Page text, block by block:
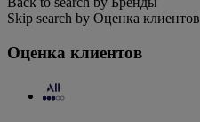
Skip search by Оценка клиентов
Оценка клиентов